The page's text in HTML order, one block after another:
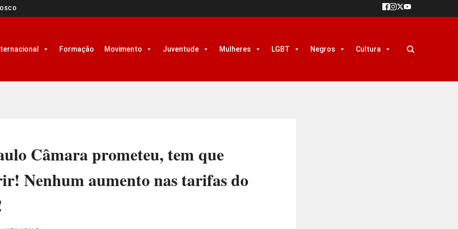
Formação Movimento Juventude Mulheres LGBT Negros Cultura
Câmara prometeu, tem que
Nenhum aumento nas tarifas do